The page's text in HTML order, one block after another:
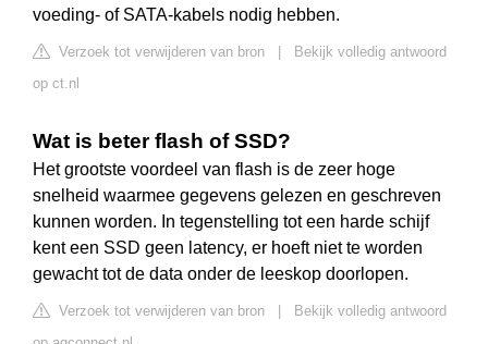
voeding- of SATA-kabels nodig hebben.
Verzoek tot verwijderen van bron
Bekijk volledig antwoord
op ct.nl
Wat is beter flash of SSD?
Het grootste voordeel van flash is de zeer hoge
snelheid waarmee gegevens gelezen en geschreven
kunnen worden. In tegenstelling tot een harde schijf
kent een SSD geen latency, er hoeft niet te worden
gewacht tot de data onder de leeskop doorlopen.
Verzoek tot verwijderen van bron
Bekijk volledig antwoord